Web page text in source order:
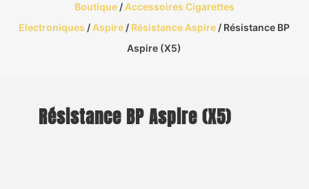
Boutique/ Accessoires Cigarettes
Electroniques / Aspire / Résistance Aspire / Résistance BP
Aspire (X5)
Résistance BP Aspire (X5)